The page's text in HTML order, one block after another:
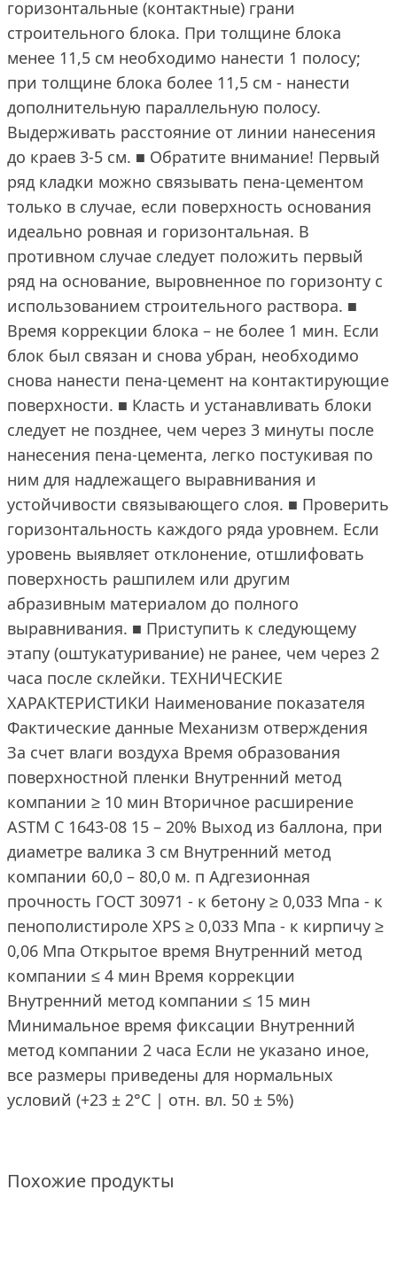
горизонтальные (контактные) грани
строительного блока. При толщине блока
менее 11,5 см необходимо нанести 1 полосу;
при толщине блока более 11,5 см - нанести
дополнительную параллельную полосу.
Выдерживать расстояние от линии нанесения
до краев 3-5 см. ■ Обратите внимание! Первый
ряд кладки можно связывать пена-цементом
только в случае, если поверхность основания
идеально ровная и горизонтальная. В
противном случае следует положить первый
ряд на основание, выровненное по горизонту с
использованием строительного раствора. ■
Время коррекции блока – не более 1 мин. Если
блок был связан и снова убран, необходимо
снова нанести пена-цемент на контактирующие
поверхности. ■ Класть и устанавливать блоки
следует не позднее, чем через 3 минуты после
нанесения пена-цемента, легко постукивая по
ним для надлежащего выравнивания и
устойчивости связывающего слоя. ■ Проверить
горизонтальность каждого ряда уровнем. Если
уровень выявляет отклонение, отшлифовать
поверхность рашпилем или другим
абразивным материалом до полного
выравнивания. ■ Приступить к следующему
этапу (оштукатуривание) не ранее, чем через 2
часа после склейки. ТЕХНИЧЕСКИЕ
ХАРАКТЕРИСТИКИ Наименование показателя
Фактические данные Механизм отверждения
За счет влаги воздуха Время образования
поверхностной пленки Внутренний метод
компании ≥ 10 мин Вторичное расширение
ASTM C 1643-08 15 – 20% Выход из баллона, при
диаметре валика 3 см Внутренний метод
компании 60,0 – 80,0 м. п Адгезионная
прочность ГОСТ 30971 - к бетону ≥ 0,033 Мпа - к
пенополистироле XPS ≥ 0,033 Мпа - к кирпичу ≥
0,06 Мпа Открытое время Внутренний метод
компании ≤ 4 мин Время коррекции
Внутренний метод компании ≤ 15 мин
Минимальное время фиксации Внутренний
метод компании 2 часа Если не указано иное,
все размеры приведены для нормальных
условий (+23 ± 2°C | отн. вл. 50 ± 5%)
Похожие продукты